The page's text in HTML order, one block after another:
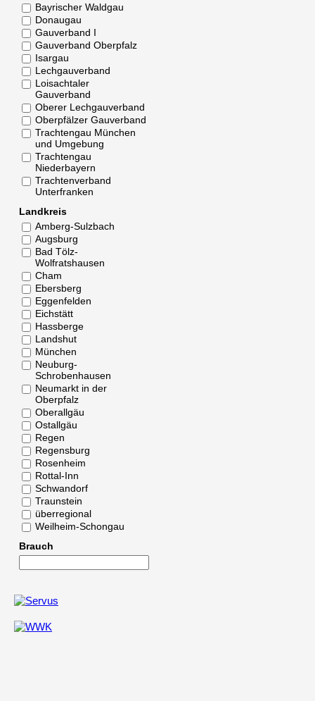
Bayrischer Waldgau
Donaugau
Gauverband I
Gauverband Oberpfalz
Isargau
Lechgauverband
Loisachtaler
Gauverband
Oberer Lechgauverband
Oberpfälzer Gauverband
Trachtengau München
und Umgebung
Trachtengau
Niederbayern
Trachtenverband
Unterfranken
Landkreis
Amberg-Sulzbach
Augsburg
Bad Tölz-
Wolfratshausen
Cham
Ebersberg
Eggenfelden
Eichstätt
Hassberge
Landshut
München
Neuburg-
Schrobenhausen
Neumarkt in der
Oberpfalz
Oberallgäu
Ostallgäu
Regen
Regensburg
Rosenheim
Rottal-Inn
Schwandorf
Traunstein
überregional
Weilheim-Schongau
Brauch